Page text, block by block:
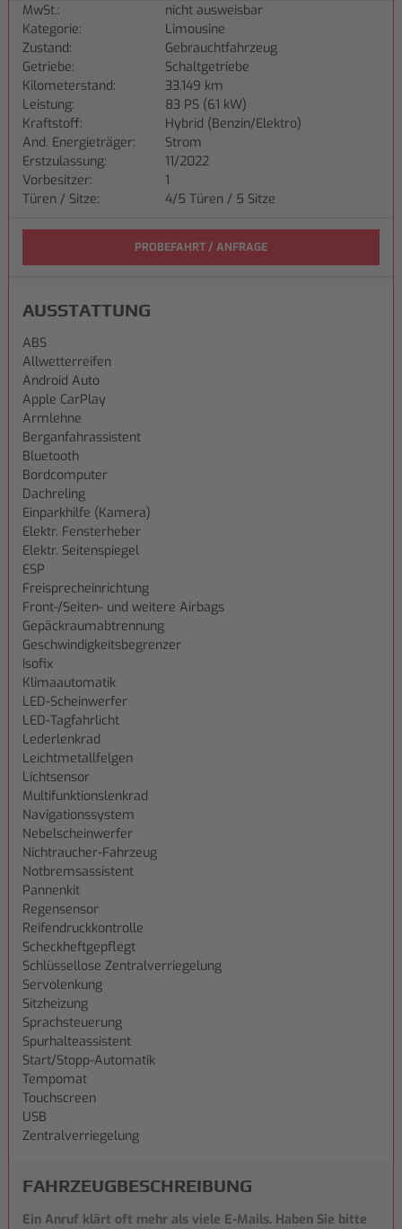
MwSt.:
nicht ausweisbar
Kategorie:
Limousine
Zustand:
Gebrauchtfahrzeug
Getriebe:
Schaltgetriebe
Kilometerstand:
33.149 km
Leistung:
83 PS (61 kW)
Kraftstoff:
Hybrid (Benzin/Elektro)
And. Energieträger:
Strom
Erstzulassung:
11/2022
Vorbesitzer:
1
Türen / Sitze:
4/5 Türen / 5 Sitze
PROBEFAHRT / ANFRAGE
AUSSTATTUNG
ABS
Allwetterreifen
Android Auto
Apple CarPlay
Armlehne
Berganfahrassistent
Bluetooth
Bordcomputer
Dachreling
Einparkhilfe (Kamera)
Elektr. Fensterheber
Elektr. Seitenspiegel
ESP
Freisprecheinrichtung
Front-/Seiten- und weitere Airbags
Gepäckraumabtrennung
Geschwindigkeitsbegrenzer
Isofix
Klimaautomatik
LED-Scheinwerfer
LED-Tagfahrlicht
Lederlenkrad
Leichtmetallfelgen
Lichtsensor
Multifunktionslenkrad
Navigationssystem
Nebelscheinwerfer
Nichtraucher-Fahrzeug
Notbremsassistent
Pannenkit
Regensensor
Reifendruckkontrolle
Scheckheftgepflegt
Schlüssellose Zentralverriegelung
Servolenkung
Sitzheizung
Sprachsteuerung
Spurhalteassistent
Start/Stopp-Automatik
Tempomat
Touchscreen
USB
Zentralverriegelung
FAHRZEUG­BESCHREIBUNG
Ein Anruf klärt oft mehr als viele E-Mails. Haben Sie bitte